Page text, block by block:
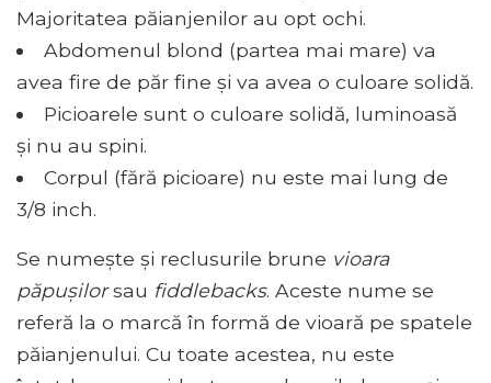
Majoritatea păianjenilor au opt ochi.
Abdomenul blond (partea mai mare) va
avea fire de păr fine și va avea o culoare solidă.
Picioarele sunt o culoare solidă, luminoasă
și nu au spini.
Corpul (fără picioare) nu este mai lung de
3/8 inch.
Se numește și reclusurile brune vioara
păpușilorsau fiddlebacks. Aceste nume se
referă la o marcă în formă de vioară pe spatele
păianjenului. Cu toate acestea, nu este